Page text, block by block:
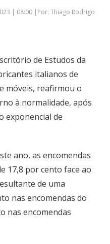
| 08:00 |Por: Thiago Rodrigo
de Estudos da
italianos de
móveis, reafirmou o
à normalidade, após
exponencial de
ano, as encomendas
17,8 por cento face ao
de uma
nas encomendas do
nas encomendas